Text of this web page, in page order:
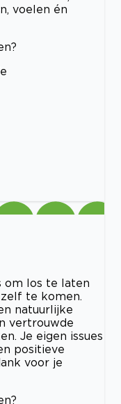
voelen én
om los te laten
te komen.
natuurlijke
vertrouwde
Je eigen issues
positieve
voor je